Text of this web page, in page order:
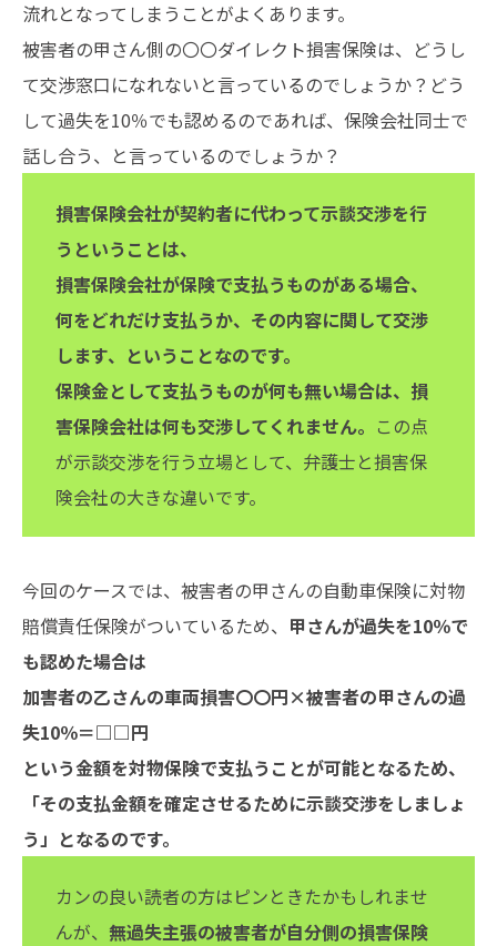
流れとなってしまうことがよくあります。
被害者の甲さん側の〇〇ダイレクト損害保険は、どうし
て交渉窓口になれないと言っているのでしょうか？どう
して過失を10％でも認めるのであれば、保険会社同士で
話し合う、と言っているのでしょうか？
損害保険会社が契約者に代わって示談交渉を行
うということは、
損害保険会社が保険で支払うものがある場合、
何をどれだけ支払うか、その内容に関して交渉
します、ということなのです。
保険金として支払うものが何も無い場合は、損
害保険会社は何も交渉してくれません。 この点
が示談交渉を行う立場として、弁護士と損害保
険会社の大きな違いです。
今回のケースでは、被害者の甲さんの自動車保険に対物
賠償責任保険がついているため、 甲さんが過失を10％で
も認めた場合は
加害者の乙さんの車両損害〇〇円×被害者の甲さんの過
失10％＝□□円
という金額を対物保険で支払うことが可能となるため、
「その支払金額を確定させるために示談交渉をしましょ
う」となるのです。
カンの良い読者の方はピンときたかもしれませ
んが、 無過失主張の被害者が自分側の損害保険